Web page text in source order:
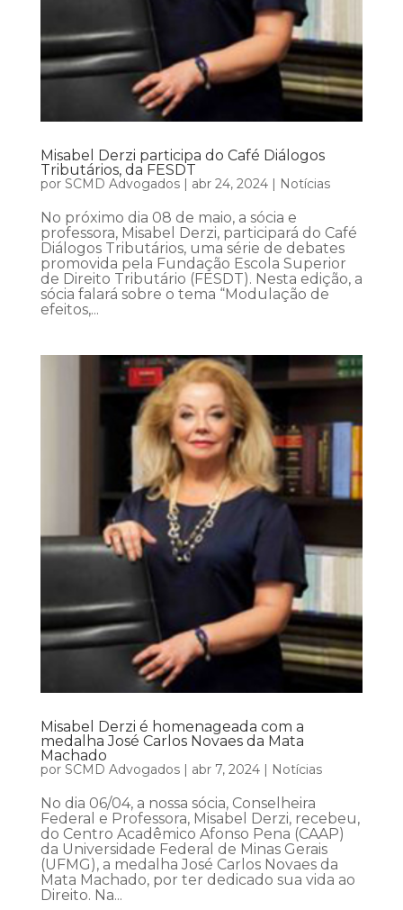
Misabel Derzi participa do Café Diálogos
Tributários, da FESDT
por SCMD Advogados| abr 24, 2024| Notícias
No próximo dia 08 de maio, a sócia e
professora, Misabel Derzi, participará do Café
Diálogos Tributários, uma série de debates
promovida pela Fundação Escola Superior
de Direito Tributário (FESDT). Nesta edição, a
sócia falará sobre o tema “Modulação de
efeitos,...
Misabel Derzi é homenageada com a
medalha José Carlos Novaes da Mata
Machado
por SCMD Advogados| abr 7, 2024| Notícias
No dia 06/04, a nossa sócia, Conselheira
Federal e Professora, Misabel Derzi, recebeu,
do Centro Acadêmico Afonso Pena (CAAP)
da Universidade Federal de Minas Gerais
(UFMG), a medalha José Carlos Novaes da
Mata Machado, por ter dedicado sua vida ao
Direito. Na...